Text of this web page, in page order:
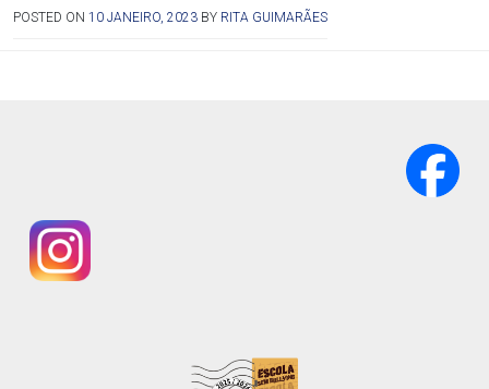
POSTED ON 10 JANEIRO, 2023 BY RITA GUIMARÃES